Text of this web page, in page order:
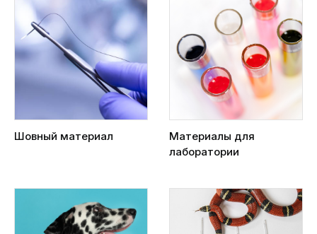
Шовный материал
Материалы для
лаборатории